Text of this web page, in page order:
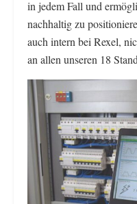
in jedem Fall und
nachhaltig zu
auch intern bei Rexel,
an allen unseren 18